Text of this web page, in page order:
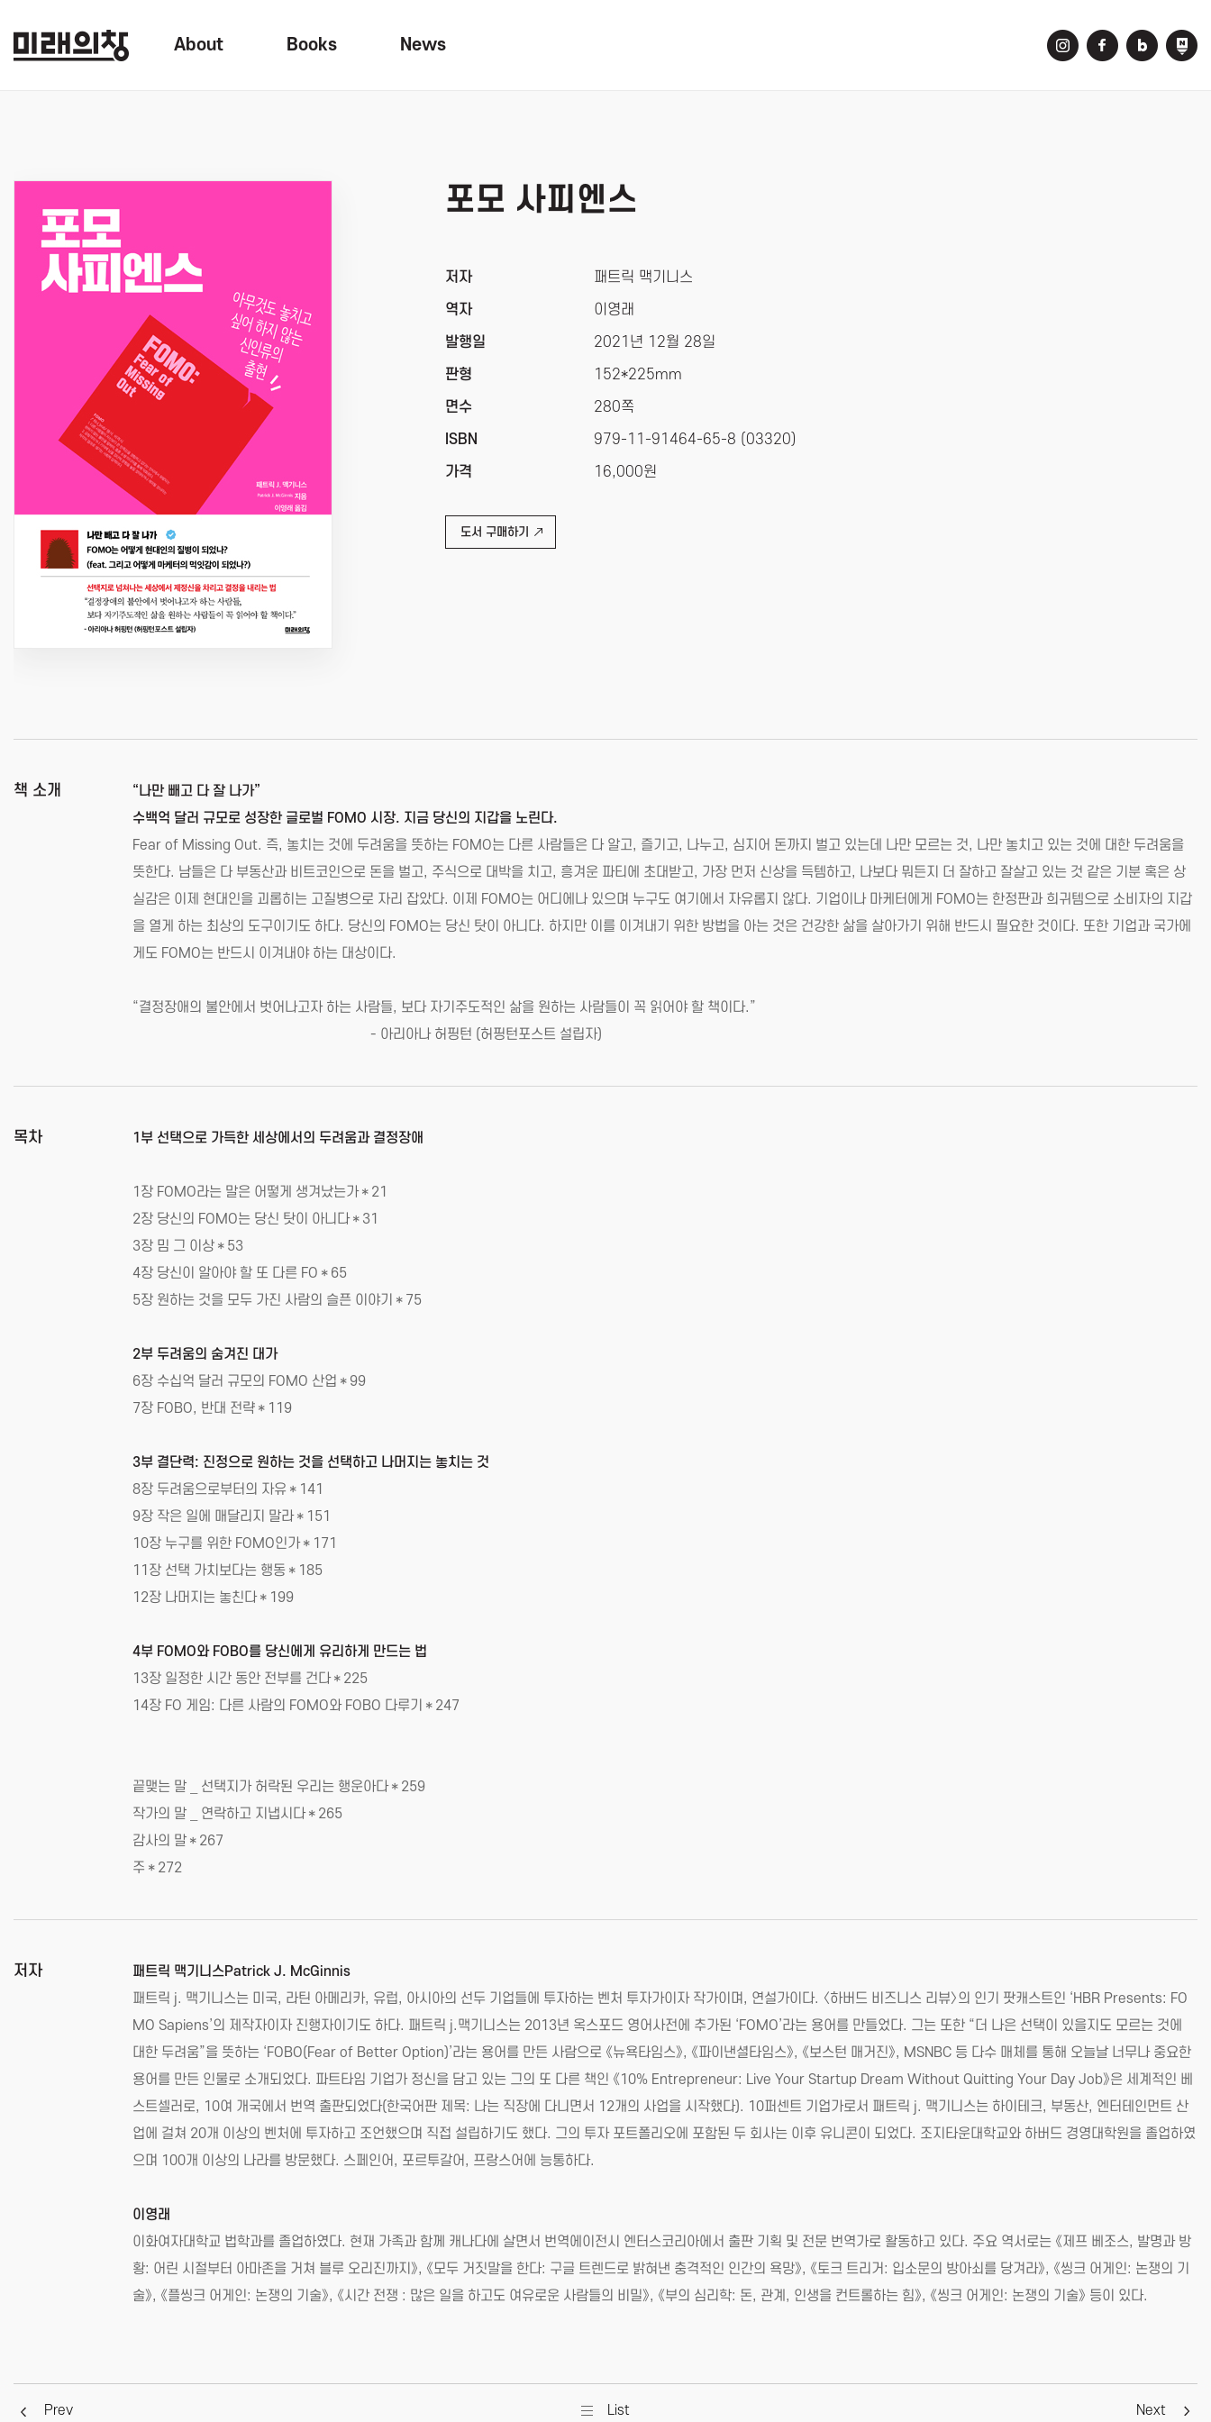
About Books News
포모 사피엔스
저자
역자
발행일
판형
면수
ISBN
가격
패트릭 맥기니스
이영래
2021년 12월 28일
152*225mm
280쪽
979-11-91464-65-8 (03320)
16,000원
도서 구매하기
책 소개
“나만 빼고 다 잘 나가”
수백억 달러 규모로 성장한 글로벌 FOMO 시장. 지금 당신의 지갑을 노린다.
Fear of Missing Out. 즉, 놓치는 것에 두려움을 뜻하는 FOMO는 다른 사람들은 다 알고, 즐기고, 나누고, 심지어 돈까지 벌고 있는데 나만 모르는 것, 나만 놓치고 있는 것에 대한 두려움을
뜻한다. 남들은 다 부동산과 비트코인으로 돈을 벌고, 주식으로 대박을 치고, 흥겨운 파티에 초대받고, 가장 먼저 신상을 득템하고, 나보다 뭐든지 더 잘하고 잘살고 있는 것 같은 기분 혹은 상
실감은 이제 현대인을 괴롭히는 고질병으로 자리 잡았다. 이제 FOMO는 어디에나 있으며 누구도 여기에서 자유롭지 않다. 기업이나 마케터에게 FOMO는 한정판과 희귀템으로 소비자의 지갑
을 열게 하는 최상의 도구이기도 하다. 당신의 FOMO는 당신 탓이 아니다. 하지만 이를 이겨내기 위한 방법을 아는 것은 건강한 삶을 살아가기 위해 반드시 필요한 것이다. 또한 기업과 국가에
게도 FOMO는 반드시 이겨내야 하는 대상이다.
“결정장애의 불안에서 벗어나고자 하는 사람들, 보다 자기주도적인 삶을 원하는 사람들이 꼭 읽어야 할 책이다.”
- 아리아나 허핑턴 (허핑턴포스트 설립자)
목차 1부 선택으로 가득한 세상에서의 두려움과 결정장애
1장 FOMO라는 말은 어떻게 생겨났는가＊21
2장 당신의 FOMO는 당신 탓이 아니다＊31
3장 밈 그 이상＊53
4장 당신이 알아야 할 또 다른 FO＊65
5장 원하는 것을 모두 가진 사람의 슬픈 이야기＊75
2부 두려움의 숨겨진 대가
6장 수십억 달러 규모의 FOMO 산업＊99
7장 FOBO, 반대 전략＊119
3부 결단력: 진정으로 원하는 것을 선택하고 나머지는 놓치는 것
8장 두려움으로부터의 자유＊141
9장 작은 일에 매달리지 말라＊151
10장 누구를 위한 FOMO인가＊171
11장 선택 가치보다는 행동＊185
12장 나머지는 놓친다＊199
4부 FOMO와 FOBO를 당신에게 유리하게 만드는 법
13장 일정한 시간 동안 전부를 건다＊225
14장 FO 게임: 다른 사람의 FOMO와 FOBO 다루기＊247
끝맺는 말 _ 선택지가 허락된 우리는 행운아다＊259
작가의 말 _ 연락하고 지냅시다＊265
감사의 말＊267
주＊272
저자
패트릭 맥기니스Patrick J. McGinnis
패트릭 j. 맥기니스는 미국, 라틴 아메리카, 유럽, 아시아의 선두 기업들에 투자하는 벤처 투자가이자 작가이며, 연설가이다. 〈하버드 비즈니스 리뷰〉의 인기 팟캐스트인 ‘HBR Presents: FO
MO Sapiens’의 제작자이자 진행자이기도 하다. 패트릭 j.맥기니스는 2013년 옥스포드 영어사전에 추가된 ‘FOMO’라는 용어를 만들었다. 그는 또한 “더 나은 선택이 있을지도 모르는 것에
대한 두려움”을 뜻하는 ‘FOBO(Fear of Better Option)’라는 용어를 만든 사람으로 《뉴욕타임스》, 《파이낸셜타임스》, 《보스턴 매거진》, MSNBC 등 다수 매체를 통해 오늘날 너무나 중요한
용어를 만든 인물로 소개되었다. 파트타임 기업가 정신을 담고 있는 그의 또 다른 책인 《10% Entrepreneur: Live Your Startup Dream Without Quitting Your Day Job》은 세계적인 베
스트셀러로, 10여 개국에서 번역 출판되었다(한국어판 제목: 나는 직장에 다니면서 12개의 사업을 시작했다). 10퍼센트 기업가로서 패트릭 j. 맥기니스는 하이테크, 부동산, 엔터테인먼트 산
업에 걸쳐 20개 이상의 벤처에 투자하고 조언했으며 직접 설립하기도 했다. 그의 투자 포트폴리오에 포함된 두 회사는 이후 유니콘이 되었다. 조지타운대학교와 하버드 경영대학원을 졸업하였
으며 100개 이상의 나라를 방문했다. 스페인어, 포르투갈어, 프랑스어에 능통하다.
이영래
이화여자대학교 법학과를 졸업하였다. 현재 가족과 함께 캐나다에 살면서 번역에이전시 엔터스코리아에서 출판 기획 및 전문 번역가로 활동하고 있다. 주요 역서로는 《제프 베조스, 발명과 방
황: 어린 시절부터 아마존을 거쳐 블루 오리진까지》, 《모두 거짓말을 한다: 구글 트렌드로 밝혀낸 충격적인 인간의 욕망》, 《토크 트리거: 입소문의 방아쇠를 당겨라》, 《씽크 어게인: 논쟁의 기
술》, 《플씽크 어게인: 논쟁의 기술》, 《시간 전쟁 : 많은 일을 하고도 여유로운 사람들의 비밀》, 《부의 심리학: 돈, 관계, 인생을 컨트롤하는 힘》, 《씽크 어게인: 논쟁의 기술》 등이 있다.
Prev List Next